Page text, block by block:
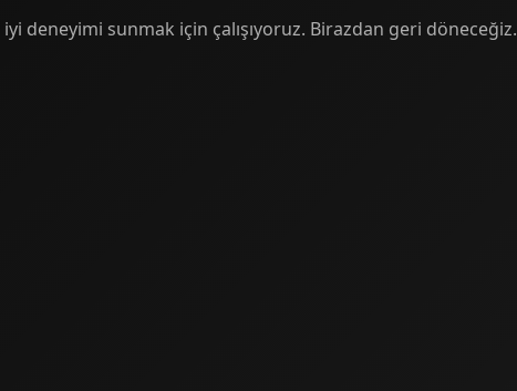
iyi deneyimi sunmak için çalışıyoruz. Birazdan geri döneceğiz.